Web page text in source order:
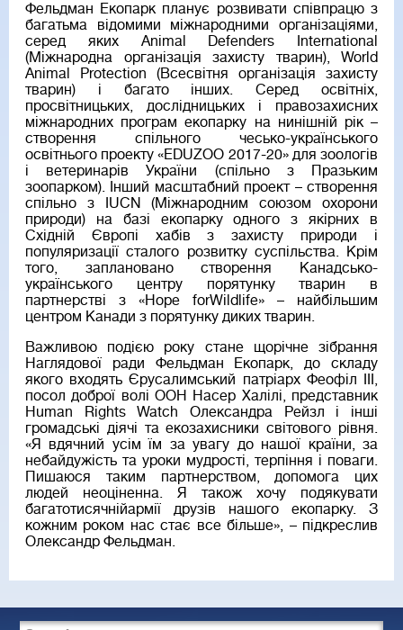
Фельдман Екопарк планує розвивати співпрацю з
багатьма відомими міжнародними організаціями,
серед яких Animal Defenders International
(Міжнародна організація захисту тварин), World
Animal Protection (Всесвітня організація захисту
тварин) і багато інших. Серед освітніх,
просвітницьких, дослідницьких і правозахисних
міжнародних програм екопарку на нинішній рік –
створення спільного чесько-українського
освітнього проекту «EDUZOO 2017-20» для зоологів
і ветеринарів України (спільно з Празьким
зоопарком). Інший масштабний проект – створення
спільно з IUCN (Міжнародним союзом охорони
природи) на базі екопарку одного з якірних в
Східній Європі хабів з захисту природи і
популяризації сталого розвитку суспільства. Крім
того, заплановано створення Канадсько-
українського центру порятунку тварин в
партнерстві з «Hope forWildlife» – найбільшим
центром Канади з порятунку диких тварин.
Важливою подією року стане щорічне зібрання
Наглядової ради Фельдман Екопарк, до складу
якого входять Єрусалимський патріарх Феофіл III,
посол доброї волі ООН Насер Халілі, представник
Human Rights Watch Олександра Рейзл і інші
громадські діячі та екозахисники світового рівня.
«Я вдячний усім їм за увагу до нашої країни, за
небайдужість та уроки мудрості, терпіння і поваги.
Пишаюся таким партнерством, допомога цих
людей неоціненна. Я також хочу подякувати
багатотисячнійармії друзів нашого екопарку. З
кожним роком нас стає все більше», – підкреслив
Олександр Фельдман.